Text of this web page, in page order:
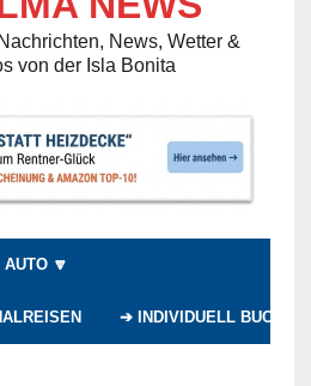
News, Wetter &
von der Isla Bonita
🔽
➔ INDIVIDUELL BUCHEN